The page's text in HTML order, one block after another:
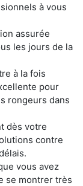
à vous
assurée
les jours de la
à la fois
pour
rongeurs dans
dès votre
contre
vous avez
se montrer très